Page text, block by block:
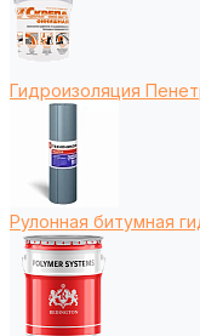
Гидроизоляция
Рулонная битумная